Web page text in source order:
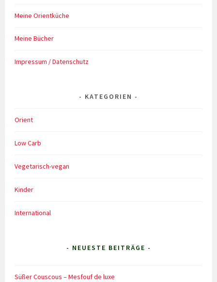
Meine Orientküche
Meine Bücher
Impressum / Datenschutz
KATEGORIEN
Orient
Low Carb
Vegetarisch-vegan
Kinder
International
- NEUESTE BEITRÄGE -
Süßer Couscous – Mesfouf de luxe